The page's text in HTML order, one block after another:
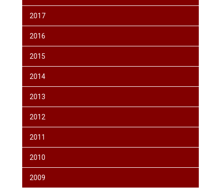
2017
2016
2015
2014
2013
2012
2011
2010
2009